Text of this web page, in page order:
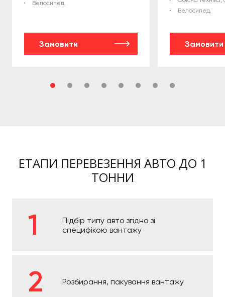
Велосипед.
Замовити
Велосипед.
Замовити
ЕТАПИ ПЕРЕВЕЗЕННЯ АВТО ДО 1
ТОННИ
Підбір типу авто згідно зі
специфікою вантажу
Розбирання, пакування вантажу